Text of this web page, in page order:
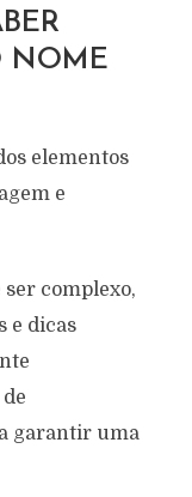
NOME
elementos
e
ser complexo,
e dicas
garantir uma